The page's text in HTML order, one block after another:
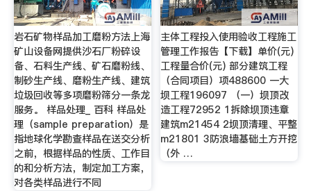
岩石矿物样品加工磨粉方法上海
矿山设备网提供沙石厂粉碎设
备、石料生产线、矿石磨粉线、
制砂生产线、磨粉生产线、建筑
垃圾回收等多项磨粉筛分一条龙
服务。 样品处理_ 百科 样品处
理（sample preparation）是
指地球化学勘查样品在送交分析
之前，根据样品的性质、工作目
的和分析方法，制定加工方案，
对各类样品进行不同
主体工程投入使用验收工程施工
管理工作报告【下载】单价(元)
工程量合价(元) 部分建筑工程
（合同项目）项488600 一大
坝工程196097 （一）坝顶改
造工程72952 1拆除坝顶违章
建筑m21454 2坝顶清理、平整
m21801 3防浪墙基础土方开挖
（外 …